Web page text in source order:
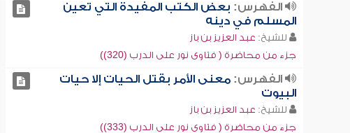
الفهرس: بعض الكتب المفيدة التي تعين
المسلم في دينه
للشيخ: عبد العزيز بن باز
جزء من محاضرة ( فتاوى نور على الدرب (320))
الفهرس:معنى الأمر بقتل الحيات إلا حيات
البيوت
للشيخ: عبد العزيز بن باز
جزء من محاضرة ( فتاوى نور على الدرب (333))